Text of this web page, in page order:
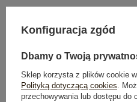
Dostawa od 7,99 zł
Do darmowej dostawy brakuje
Wysyłka wponiedziałek
Konfiguracja zgód
Dbamy o Twoją
Sklep korzysta z plików cookie
Polityką dotyczącą cookies.
przechowywania lub dostępu do